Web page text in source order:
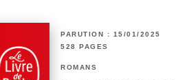
PARUTION : 15/01/2025
528 PAGES
ROMANS